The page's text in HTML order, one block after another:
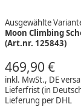
Ausgewählte
Moon Climbing
(Art.nr. 125843)
469,90 €
inkl. MwSt., DE
Lieferfrist (in
Lieferung per DHL